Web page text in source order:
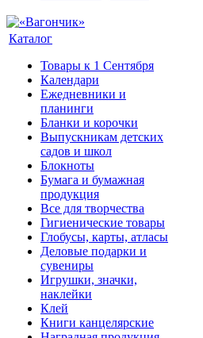
Каталог
Товары к 1 Сентября
Календари
Ежедневники и
планинги
Бланки и корочки
Выпускникам детских
садов и школ
Блокноты
Бумага и бумажная
продукция
Все для творчества
Гигиенические товары
Глобусы, карты, атласы
Деловые подарки и
сувениры
Игрушки, значки,
наклейки
Клей
Книги канцелярские